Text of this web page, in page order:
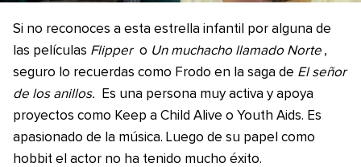
Si no reconoces a esta estrella infantil por alguna de
las películas Flipper o Un muchacho llamado Norte ,
seguro lo recuerdas como Frodo en la saga de El señor
de los anillos.
Es una persona muy activa y apoya
proyectos como Keep a Child Alive o Youth Aids. Es
apasionado de la música. Luego de su papel como
hobbit el actor no ha tenido mucho éxito.